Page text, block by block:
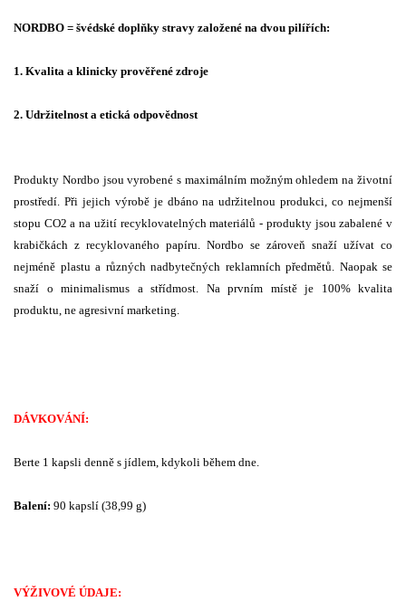
NORDBO = švédské doplňky stravy založené na dvou pilířích:
1. Kvalita a klinicky prověřené zdroje
2. Udržitelnost a etická odpovědnost
Produkty Nordbo jsou vyrobené s maximálním možným ohledem na životní
prostředí. Při jejich výrobě je dbáno na udržitelnou produkci, co nejmenší
stopu CO2 a na užití recyklovatelných materiálů - produkty jsou zabalené v
krabičkách z recyklovaného papíru. Nordbo se zároveň snaží užívat co
nejméně plastu a různých nadbytečných reklamních předmětů. Naopak se
snaží o minimalismus a střídmost. Na prvním místě je 100% kvalita
produktu, ne agresivní marketing.
DÁVKOVÁNÍ:
Berte 1 kapsli denně s jídlem, kdykoli během dne.
Balení: 90 kapslí (38,99 g)
VÝŽIVOVÉ ÚDAJE: